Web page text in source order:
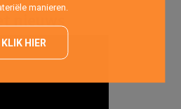
nieuws
manieren.
KLIK HIER